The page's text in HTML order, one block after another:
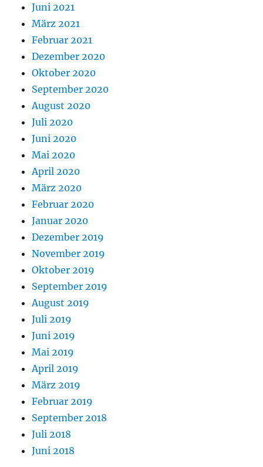
Juni 2021
März 2021
Februar 2021
Dezember 2020
Oktober 2020
September 2020
August 2020
Juli 2020
Juni 2020
Mai 2020
April 2020
März 2020
Februar 2020
Januar 2020
Dezember 2019
November 2019
Oktober 2019
September 2019
August 2019
Juli 2019
Juni 2019
Mai 2019
April 2019
März 2019
Februar 2019
September 2018
Juli 2018
Juni 2018